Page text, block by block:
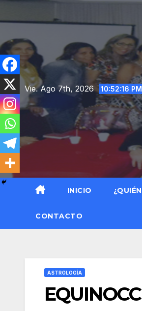
al
contenido
Vie. Ago 7th, 2026 10:52:17 PM
INICIO
CONTACTO
ASTROLOGÍA